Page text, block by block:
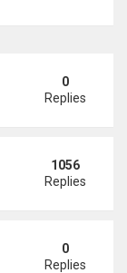
Efficient
0
Replies
tấn công phối
1056
Replies
nơi sinh, mở
0
Replies